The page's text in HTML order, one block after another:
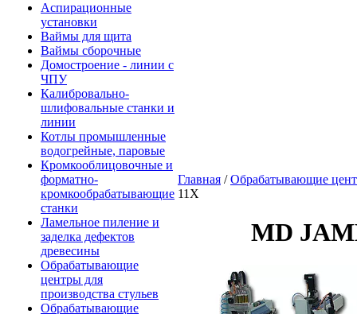
Аспирационные
установки
Ваймы для щита
Ваймы сборочные
Домостроение - линии с
ЧПУ
Калибровально-
шлифовальные станки и
линии
Котлы промышленные
водогрейные, паровые
Кромкооблицовочные и
форматно-
кромкообрабатывающие
станки
Ламельное пиление и
заделка дефектов
древесины
Обрабатывающие
центры для
производства стульев
Обрабатывающие
Главная /Обрабатывающие
11X
MD